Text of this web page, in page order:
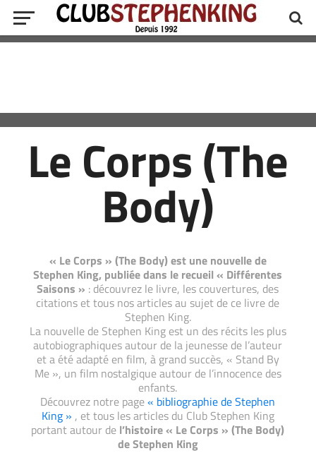
Le Corps (The
Body)
« Le Corps » (The Body) est une nouvelle de
Stephen King, publiée dans le recueil « Différentes
Saisons » : découvrez le livre, les couvertures, des
citations et tous nos articles au sujet de ce livre de
Stephen King.
La nouvelle de Stephen King est un des récits les plus
autobiographiques autour de la jeunesse de l’auteur
et a été adapté en film, à grand succès, « Stand By
Me », un film nostalgique autour de l’innocence des
enfants.
Découvrez notre page« bibliographie de Stephen
King » , et tous les articles du Club Stephen King
portant autour de l’histoire « Le Corps » (The Body)
de Stephen King